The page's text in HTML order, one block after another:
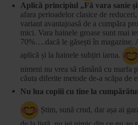
Aplică principiul „Fă vara sanie
afara perioadelor clasice de
variant avantajoasă de a cumpăra
mici. Vara hainele groase sunt mai
70%….dacă le găsești în magazine.
aplică și la hainele subțiri iarna.
nimeni nu vrea să rămână cu marfa
căuta diferite metode de-a scăpa de
Nu lua copiii cu tine la
Știm, sună crud, dar așa ai